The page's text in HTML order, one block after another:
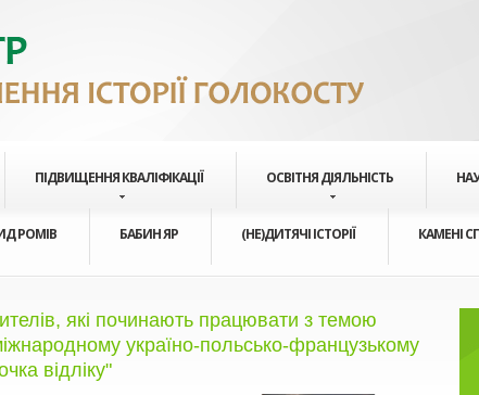
ПІДВИЩЕННЯ КВАЛІФІКАЦІЇ ОСВІТНЯ ДІЯЛЬНІСТЬ
РОМІВ БАБИН ЯР (НЕ)ДИТЯЧІ ІСТОРІЇ КАМЕНІ
які починають працювати з темою
україно-польсько-французькому
відліку"